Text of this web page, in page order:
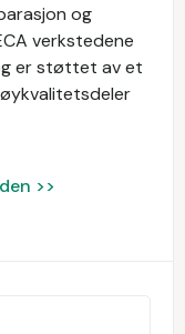
og
verkstedene
er støttet av et
>>